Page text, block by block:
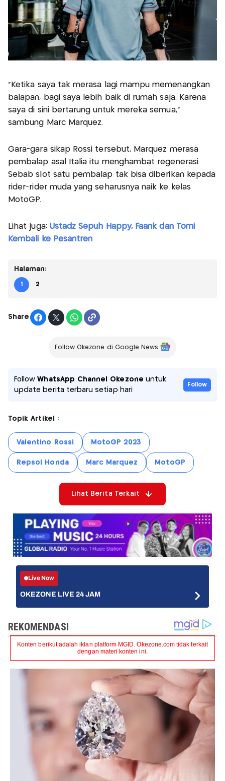
“Ketika saya tak merasa lagi mampu memenangkan
balapan, bagi saya lebih baik di rumah saja. Karena
saya di sini bertarung untuk mereka semua,”
sambung Marc Marquez.
Gara-gara sikap Rossi tersebut, Marquez merasa
pembalap asal Italia itu menghambat regenerasi.
Sebab slot satu pembalap tak bisa diberikan kepada
rider-rider muda yang seharusnya naik ke kelas
MotoGP.
Lihat juga: Ustadz Sepuh Happy, Faank dan Tomi
Kembali ke Pesantren
Halaman:
1 2
Share
Follow Okezone di Google News
FollowWhatsApp Channel Okezone untuk
update berita terbaru setiap hari
Follow
Topik Artikel :
Valentino Rossi MotoGP 2023
Repsol Honda Marc Marquez MotoGP
Lihat Berita Terkait
Live Now
OKEZONE LIVE 24 JAM